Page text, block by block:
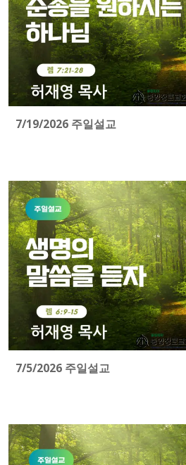
7/19/2026 주일설교
7/5/2026 주일설교